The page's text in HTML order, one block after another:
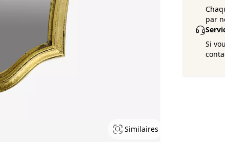
Similaires
par
Si